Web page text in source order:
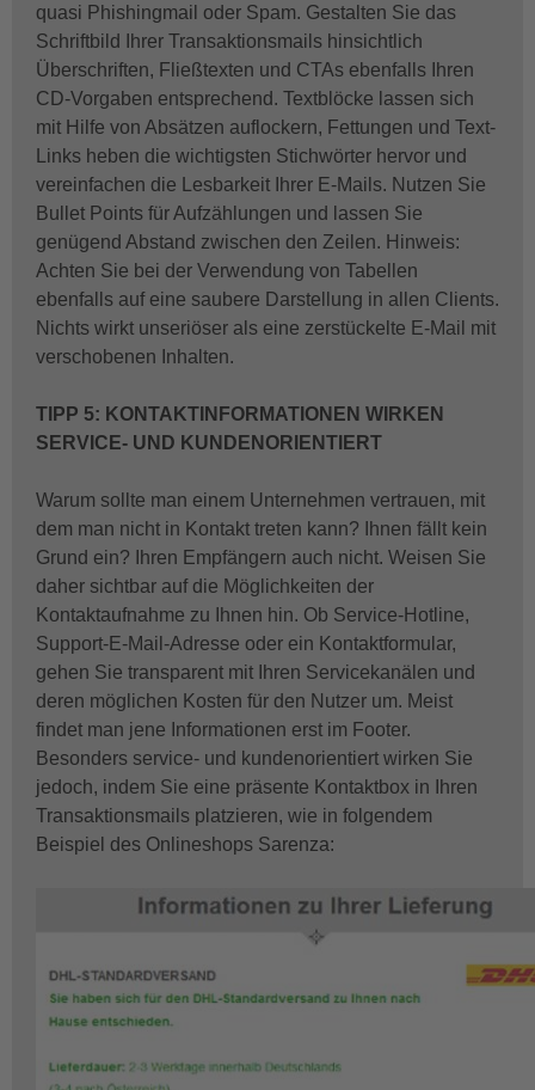
quasi Phishingmail oder Spam. Gestalten Sie das
Schriftbild Ihrer Transaktionsmails hinsichtlich
Überschriften, Fließtexten und CTAs ebenfalls Ihren
CD-Vorgaben entsprechend. Textblöcke lassen sich
mit Hilfe von Absätzen auflockern, Fettungen und Text-
Links heben die wichtigsten Stichwörter hervor und
vereinfachen die Lesbarkeit Ihrer E-Mails. Nutzen Sie
Bullet Points für Aufzählungen und lassen Sie
genügend Abstand zwischen den Zeilen. Hinweis:
Achten Sie bei der Verwendung von Tabellen
ebenfalls auf eine saubere Darstellung in allen Clients.
Nichts wirkt unseriöser als eine zerstückelte E-Mail mit
verschobenen Inhalten.
TIPP 5: KONTAKTINFORMATIONEN WIRKEN
SERVICE- UND KUNDENORIENTIERT
Warum sollte man einem Unternehmen vertrauen, mit
dem man nicht in Kontakt treten kann? Ihnen fällt kein
Grund ein? Ihren Empfängern auch nicht. Weisen Sie
daher sichtbar auf die Möglichkeiten der
Kontaktaufnahme zu Ihnen hin. Ob Service-Hotline,
Support-E-Mail-Adresse oder ein Kontaktformular,
gehen Sie transparent mit Ihren Servicekanälen und
deren möglichen Kosten für den Nutzer um. Meist
findet man jene Informationen erst im Footer.
Besonders service- und kundenorientiert wirken Sie
jedoch, indem Sie eine präsente Kontaktbox in Ihren
Transaktionsmails platzieren, wie in folgendem
Beispiel des Onlineshops Sarenza: